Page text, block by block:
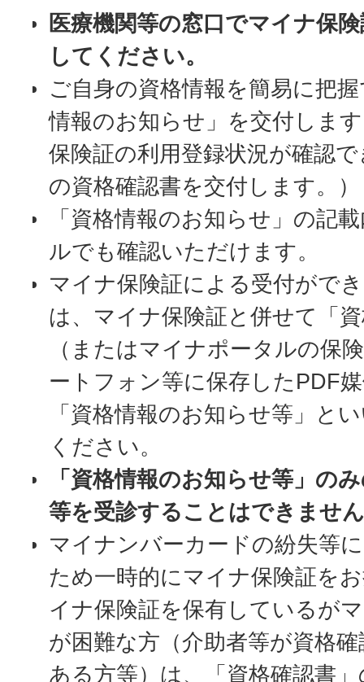
医療機関等の窓口でマイナ保
してください。
ご自身の資格情報を簡易に把
情報のお知らせ」を交付しま
保険証の利用登録状況が確認
の資格確認書を交付します。）
「資格情報のお知らせ」の記
ルでも確認いただけます。
マイナ保険証による受付がで
は、マイナ保険証と併せて「
（またはマイナポータルの保
ートフォン等に保存したPDF
「資格情報のお知らせ等」と
ください。
「資格情報のお知らせ等」の
等を受診することはできませ
マイナンバーカードの紛失等
ため一時的にマイナ保険証を
イナ保険証を保有しているが
が困難な方（介助者等が資格
ある方等）は、「資格確認書